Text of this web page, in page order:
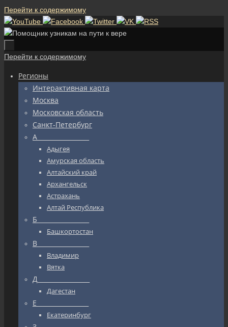
Перейти к содержимому
Перейти к содержимому
Регионы
Интерактивная карта
Москва
Московская область
Санкт-Петербург
А_________________
Адыгея
Амурская область
Алтайский край
Архангельск
Астрахань
Алтай Республика
Б_________________
Башкортостан
В_________________
Владимир
Вятка
Д_________________
Дагестан
Е_________________
Екатеринбург